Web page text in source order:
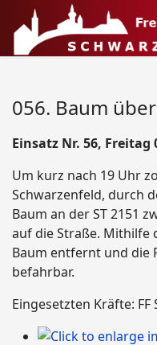
056. Baum
Einsatz Nr. 56, Freitag
Um kurz nach 19 Uhr
Schwarzenfeld, durch
Baum an der ST 2151
auf die Straße.
Baum entfernt und die
befahrbar.
Eingesetzten Kräfte: